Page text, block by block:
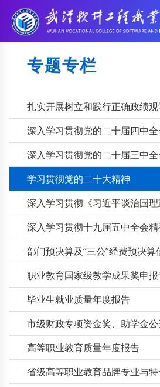
专题专栏
扎实开展树立和践行正确政绩
深入学习贯彻党的二十届四中
深入学习贯彻党的二十届三中
学习贯彻党的二十大精神
深入学习贯彻《习近平谈治国
深入学习贯彻十九届五中全会精
部门预决算及“三公”经费预决算
职业教育国家级教学成果奖申
毕业生就业质量年度报告
市级财政专项资金奖、助学金
高等职业教育质量年度报告
省级高等职业教育品牌专业与